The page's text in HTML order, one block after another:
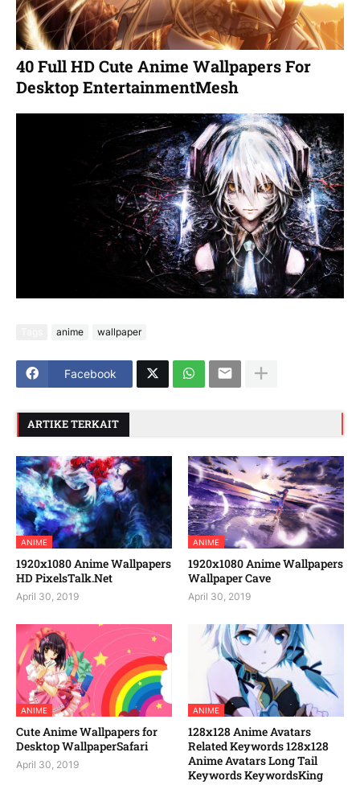
40 Full HD Cute Anime Wallpapers For
Desktop EntertainmentMesh
anime wallpaper
Facebook
ARTIKE TERKAIT
ANIME
1920x1080 Anime Wallpapers
HD PixelsTalk.Net
April 30, 2019
ANIME
1920x1080 Anime Wallpapers
Wallpaper Cave
April 30, 2019
ANIME
Cute Anime Wallpapers for
Desktop WallpaperSafari
April 30, 2019
ANIME
128x128 Anime Avatars
Related Keywords 128x128
Anime Avatars Long Tail
Keywords KeywordsKing